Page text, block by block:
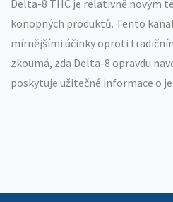
Delta-8 THC je relativně novým
konopných produktů. Tento
mírnějšími účinky oproti
zkoumá, zda Delta-8 opravdu
poskytuje užitečné informace o